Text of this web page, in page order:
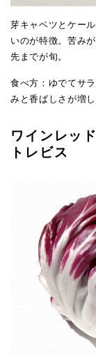
芽キャベツとケー
いのが特徴。苦み
先までが旬。
食べ方：ゆでてサ
みと香ばしさが増し
ワインレッ
トレビス